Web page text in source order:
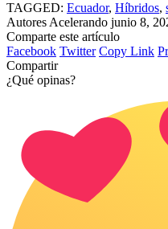
TAGGED: Ecuador, Híbridos,
Autores Acelerando junio 8,
Comparte este artículo
Facebook Twitter Copy Link
Compartir
¿Qué opinas?